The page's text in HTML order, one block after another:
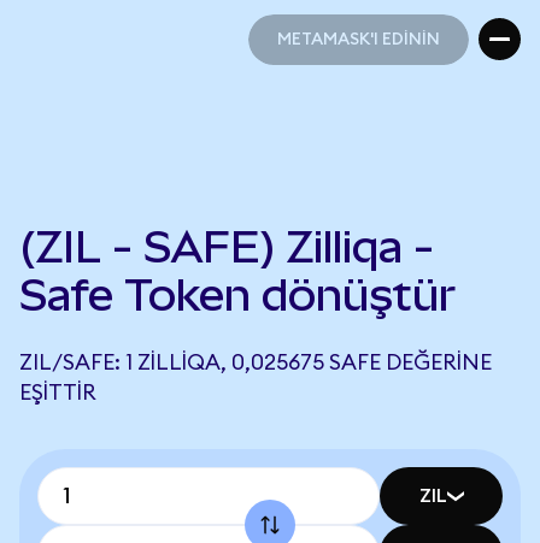
METAMASK'I EDİNİN
(ZIL - SAFE) Zilliqa -
Safe Token dönüştür
ZIL/SAFE: 1 ZILLIQA, 0,025675 SAFE DEĞERINE
EŞITTIR
ZIL